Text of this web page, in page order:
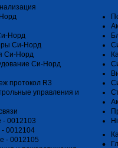
Норд
Си-Норд
Си-Норд
Си-Норд
протокол R3
управления и
0012103
0012104
- 0012105